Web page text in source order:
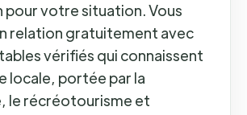
pour votre situation. Vous
relation gratuitement avec
vérifiés qui connaissent
locale, portée par la
le récréotourisme et